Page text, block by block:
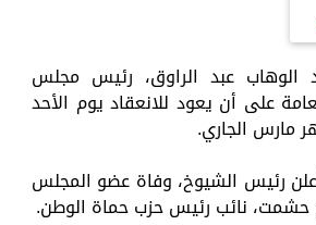
الوهاب عبد الراوق، رئيس مجلس
على أن يعود للانعقاد يوم الأحد
رئيس الشيوخ، وفاة عضو المجلس
حشمت، نائب رئيس حزب حماة الوطن.